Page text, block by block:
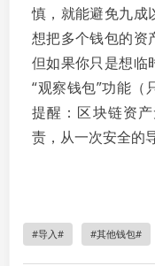
慎，就能避免九成
想把多个钱包的资
但如果你只是想临
“观察钱包”功能（
提醒：区块链资
责，从一次安全的
导入 其他钱包